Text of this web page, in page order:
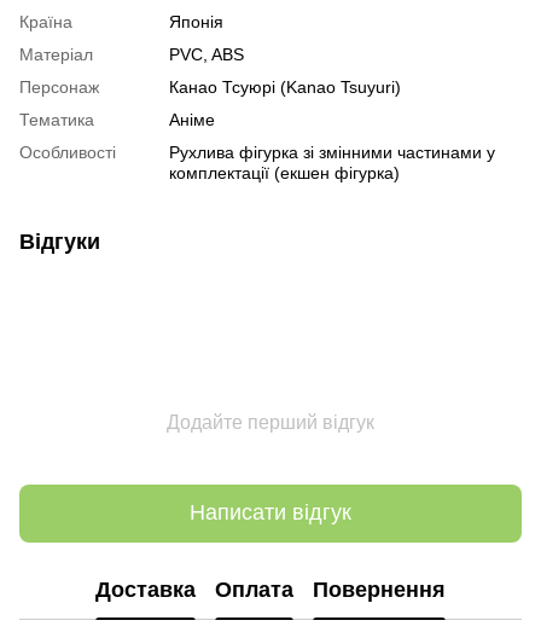
Країна
Японія
Матеріал
PVC, ABS
Персонаж
Канао Тсуюрі (Kanao Tsuyuri)
Тематика
Аніме
Особливості
Рухлива фігурка зі змінними частинами у
комплектації (екшен фігурка)
Відгуки
Додайте перший відгук
Написати відгук
Доставка Оплата Повернення